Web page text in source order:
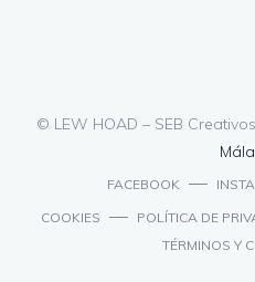
© LEW HOAD – SEB
FACEBOOK
COOKIES
POLÍTICA DE
TÉRMINOS Y